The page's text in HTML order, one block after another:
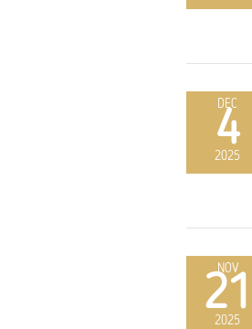
DEC
4
2025
NOV
21
2025